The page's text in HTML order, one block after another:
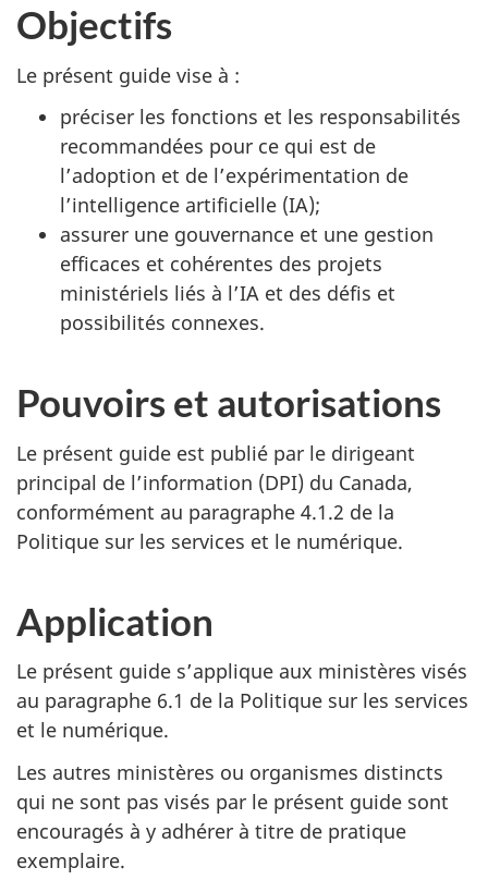
Objectifs
Le présent guide vise à :
préciser les fonctions et les responsabilités
recommandées pour ce qui est de
l’adoption et de l’expérimentation de
l’intelligence artificielle (IA);
assurer une gouvernance et une gestion
efficaces et cohérentes des projets
ministériels liés à l’IA et des défis et
possibilités connexes.
Pouvoirs et autorisations
Le présent guide est publié par le dirigeant
principal de l’information (DPI) du Canada,
conformément au paragraphe 4.1.2 de la
Politique sur les services et le numérique.
Application
Le présent guide s’applique aux ministères visés
au paragraphe 6.1 de la Politique sur les services
et le numérique.
Les autres ministères ou organismes distincts
qui ne sont pas visés par le présent guide sont
encouragés à y adhérer à titre de pratique
exemplaire.